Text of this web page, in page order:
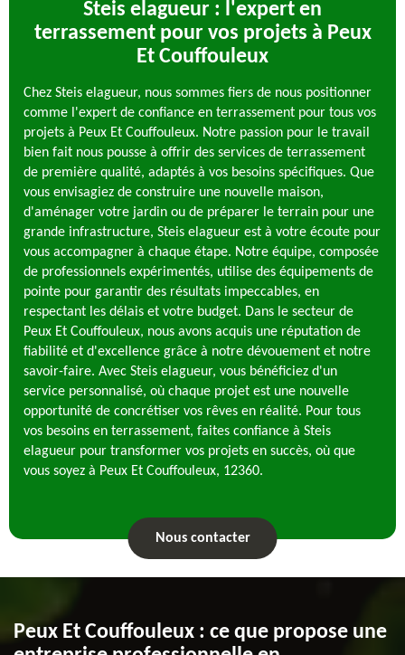
Steis elagueur : l'expert en
terrassement pour vos projets à Peux
Et Couffouleux
Chez Steis elagueur, nous sommes fiers de nous positionner
comme l'expert de confiance en terrassement pour tous vos
projets à Peux Et Couffouleux. Notre passion pour le travail
bien fait nous pousse à offrir des services de terrassement
de première qualité, adaptés à vos besoins spécifiques. Que
vous envisagiez de construire une nouvelle maison,
d'aménager votre jardin ou de préparer le terrain pour une
grande infrastructure, Steis elagueur est à votre écoute pour
vous accompagner à chaque étape. Notre équipe, composée
de professionnels expérimentés, utilise des équipements de
pointe pour garantir des résultats impeccables, en
respectant les délais et votre budget. Dans le secteur de
Peux Et Couffouleux, nous avons acquis une réputation de
fiabilité et d'excellence grâce à notre dévouement et notre
savoir-faire. Avec Steis elagueur, vous bénéficiez d'un
service personnalisé, où chaque projet est une nouvelle
opportunité de concrétiser vos rêves en réalité. Pour tous
vos besoins en terrassement, faites confiance à Steis
elagueur pour transformer vos projets en succès, où que
vous soyez à Peux Et Couffouleux, 12360.
Nous contacter
Peux Et Couffouleux : ce que propose une